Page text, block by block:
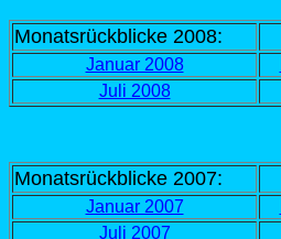
Monatsrückblicke 2008:
Januar 2008
Juli 2008
Monatsrückblicke 2007:
Januar 2007
Juli 2007